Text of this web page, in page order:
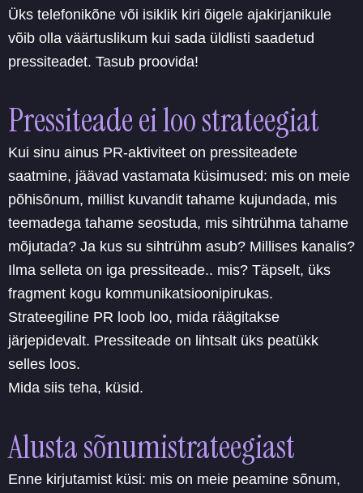
Üks telefonikõne või isiklik kiri õigele ajakirjanikule
võib olla väärtuslikum kui sada üldlisti saadetud
pressiteadet. Tasub proovida!
Pressiteade ei loo strateegiat
Kui sinu ainus PR-aktiviteet on pressiteadete
saatmine, jäävad vastamata küsimused: mis on meie
põhisõnum, millist kuvandit tahame kujundada, mis
teemadega tahame seostuda, mis sihtrühma tahame
mõjutada? Ja kus su sihtrühm asub? Millises kanalis?
Ilma selleta on iga pressiteade.. mis? Täpselt, üks
fragment kogu kommunikatsioonipirukas.
Strateegiline PR loob loo, mida räägitakse
järjepidevalt. Pressiteade on lihtsalt üks peatükk
selles loos.
Mida siis teha, küsid.
Alusta sõnumistrateegiast
Enne kirjutamist küsi: mis on meie peamine sõnum,